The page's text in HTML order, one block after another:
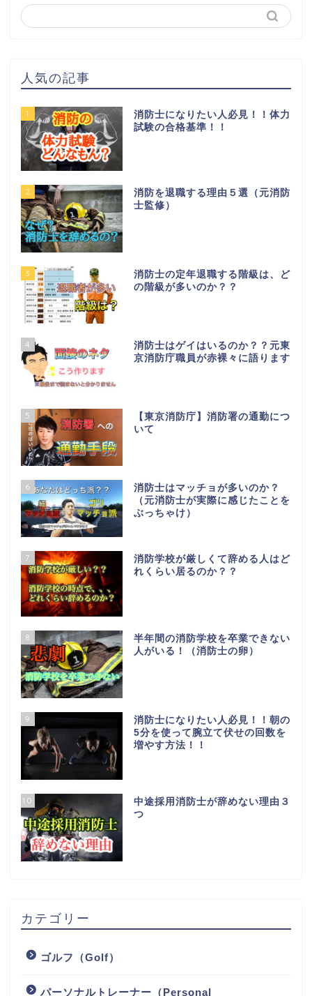
人気の記事
1
消防士になりたい人必見！！体力
試験の合格基準！！
2
消防を退職する理由５選（元消防
士監修）
3
消防士の定年退職する階級は、ど
の階級が多いのか？？
4
消防士はゲイはいるのか？？元東
京消防庁職員が赤裸々に語ります
5
【東京消防庁】消防署の通勤につ
いて
6
消防士はマッチョが多いのか？
（元消防士が実際に感じたことを
ぶっちゃけ）
7
消防学校が厳しくて辞める人はど
れくらい居るのか？？
8
半年間の消防学校を卒業できない
人がいる！（消防士の卵）
9
消防士になりたい人必見！！朝の
5分を使って腕立て伏せの回数を
増やす方法！！
10
中途採用消防士が辞めない理由３
つ
カテゴリー
ゴルフ（Golf）
パーソナルトレーナー（Personal